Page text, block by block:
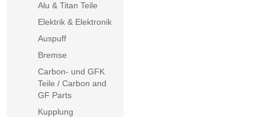
Alu & Titan Teile
Elektrik & Elektronik
Auspuff
Bremse
Carbon- und GFK
Teile / Carbon and
GF Parts
Kupplung